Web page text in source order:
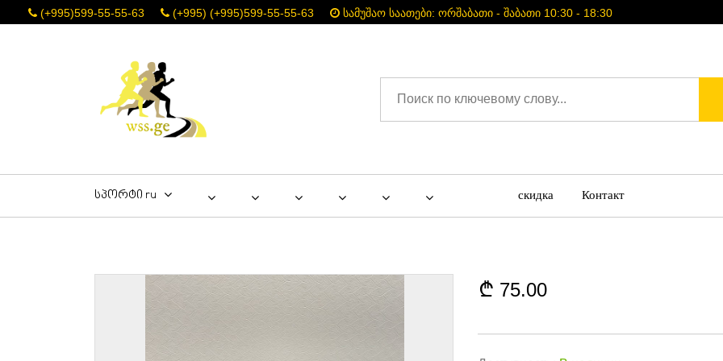
(+995)599-55-55-63 (+995) (+995)599-55-55-63 სამუშაო საათები: ორშაბათი - შაბათი 10:30 - 18:30
სპორტი ru скидка Контакт
75.00